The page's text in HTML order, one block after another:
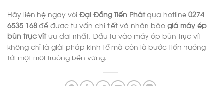
Hãy liên hệ ngay với Đại Đồng Tiến Phátqua hotline0274
6535 168để được tư vấn chi tiết và nhận báogiá máy ép
bùn trục vít ưu đãi nhất. Đầu tư vào máy ép bùn trục vít
không chỉ là giải pháp kinh tế mà còn là bước tiến hướng
tới một môi trường bền vững.